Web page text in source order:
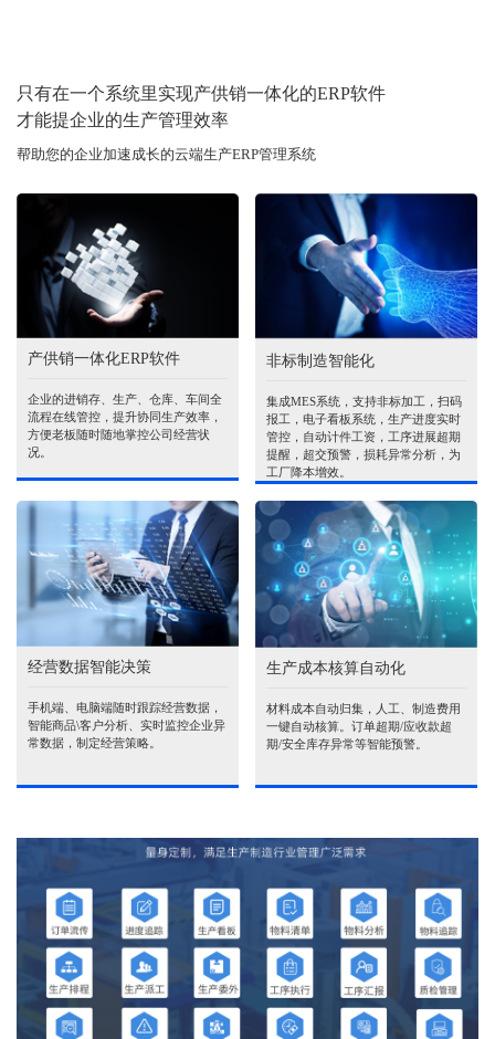
只有在一个系统里实现产供销一体化的ERP软件
才能提企业的生产管理效率
帮助您的企业加速成长的云端生产ERP管理系统
产供销一体化ERP软件
企业的进销存、生产、仓库、车间全
流程在线管控，提升协同生产效率，
方便老板随时随地掌控公司经营状
况。
非标制造智能化
集成MES系统，支持非标加工，扫码
报工，电子看板系统，生产进度实时
管控，自动计件工资，工序进展超期
提醒，超交预警，损耗异常分析，为
工厂降本增效。
经营数据智能决策
手机端、电脑端随时跟踪经营数据，
智能商品\客户分析、实时监控企业异
常数据，制定经营策略。
生产成本核算自动化
材料成本自动归集，人工、制造费用
一键自动核算。订单超期/应收款超
期/安全库存异常等智能预警。